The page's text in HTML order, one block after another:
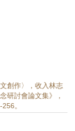
創作〉，收入林志
研討會論文集》，
。